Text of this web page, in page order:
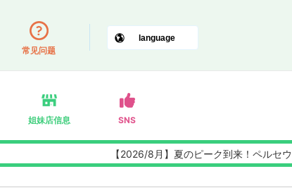
常见问题
姐妹店信息 SNS
【2026/8月】夏のピーク到来！ペルセウス座流星